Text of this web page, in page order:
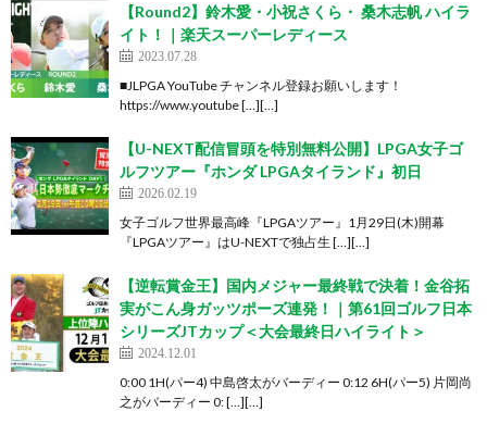
【Round2】鈴木愛・小祝さくら・ 桑木志帆 ハイラ
イト！｜楽天スーパーレディース
2023.07.28
■JLPGA YouTube チャンネル登録お願いします！
https://www.youtube […][…]
【U-NEXT配信冒頭を特別無料公開】LPGA女子ゴ
ルフツアー『ホンダ LPGAタイランド』初日
2026.02.19
女子ゴルフ世界最高峰『LPGAツアー』1月29日(木)開幕
『LPGAツアー』はU-NEXTで独占生 […][…]
【逆転賞金王】国内メジャー最終戦で決着！金谷拓
実がこん身ガッツポーズ連発！｜第61回ゴルフ日本
シリーズJTカップ＜大会最終日ハイライト＞
2024.12.01
0:00 1H(パー4) 中島啓太がバーディー 0:12 6H(パー5) 片岡尚
之がバーディー 0: […][…]